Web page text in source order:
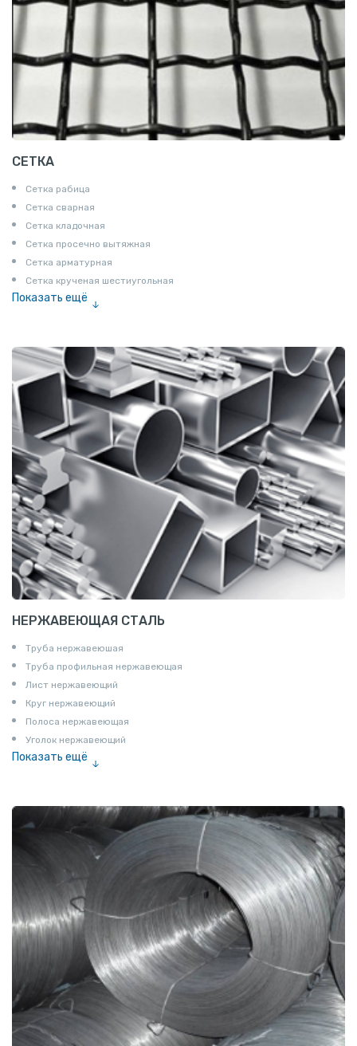
СЕТКА
Сетка рабица
Сетка сварная
Сетка кладочная
Сетка просечно вытяжная
Сетка арматурная
Сетка крученая шестиугольная
Показать ещё
НЕРЖАВЕЮЩАЯ СТАЛЬ
Труба нержавеюшая
Труба профильная нержавеющая
Лист нержавеющий
Круг нержавеющий
Полоса нержавеющая
Уголок нержавеющий
Показать ещё